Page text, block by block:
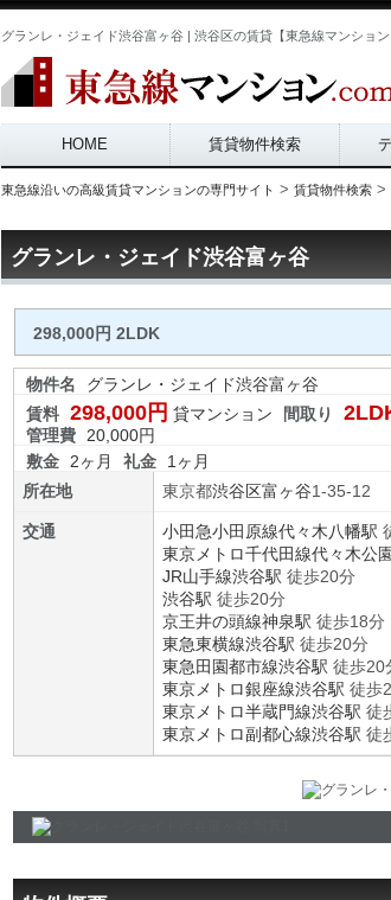
グランレ・ジェイド渋谷富ヶ谷 | 渋谷区の賃貸【東急線マンション
Main menu
HOME 賃貸物件検索
東急線沿いの高級賃貸マンションの専門サイト > 賃貸物件検索 >
グランレ・ジェイド渋谷富ヶ谷
298,000円 2LDK
物件名
グランレ・ジェイド渋谷富ヶ谷
賃料 298,000円 貸マンション 間取り
管理費
20,000円
敷金
2ヶ月 礼金
1ヶ月
所在地
東京都渋谷区富ヶ谷1-35-12
交通 小田急小田原線代々木八幡駅
東京メトロ千代田線代々木公
JR山手線渋谷駅 徒歩20分
渋谷駅 徒歩20分
京王井の頭線神泉駅 徒歩18分
東急東横線渋谷駅 徒歩20分
東急田園都市線渋谷駅 徒歩20
東京メトロ銀座線渋谷駅 徒歩
東京メトロ半蔵門線渋谷駅 徒
東京メトロ副都心線渋谷駅 徒